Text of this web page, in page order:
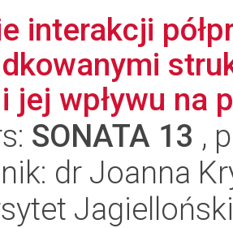
interakcji
jej wpływu na
SONATA 13 ,
dr Joanna